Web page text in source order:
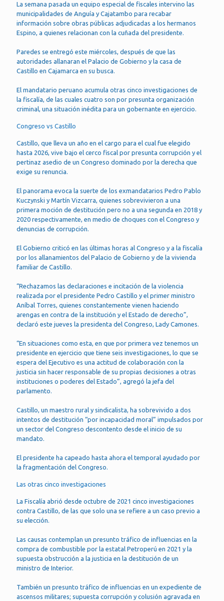
La semana pasada un equipo especial de fiscales intervino las
municipalidades de Anguía y Cajatambo para recabar
información sobre obras públicas adjudicadas a los hermanos
Espino, a quienes relacionan con la cuñada del presidente.
Paredes se entregó este miércoles, después de que las
autoridades allanaran el Palacio de Gobierno y la casa de
Castillo en Cajamarca en su busca.
El mandatario peruano acumula otras cinco investigaciones de
la fiscalía, de las cuales cuatro son por presunta organización
criminal, una situación inédita para un gobernante en ejercicio.
Congreso vs Castillo
Castillo, que lleva un año en el cargo para el cual fue elegido
hasta 2026, vive bajo el cerco fiscal por presunta corrupción y el
pertinaz asedio de un Congreso dominado por la derecha que
exige su renuncia.
El panorama evoca la suerte de los exmandatarios Pedro Pablo
Kuczynski y Martín Vizcarra, quienes sobrevivieron a una
primera moción de destitución pero no a una segunda en 2018 y
2020 respectivamente, en medio de choques con el Congreso y
denuncias de corrupción.
El Gobierno criticó en las últimas horas al Congreso y a la fiscalía
por los allanamientos del Palacio de Gobierno y de la vivienda
familiar de Castillo.
“Rechazamos las declaraciones e incitación de la violencia
realizada por el presidente Pedro Castillo y el primer ministro
Aníbal Torres, quienes constantemente vienen haciendo
arengas en contra de la institución y el Estado de derecho”,
declaró este jueves la presidenta del Congreso, Lady Camones.
“En situaciones como esta, en que por primera vez tenemos un
presidente en ejercicio que tiene seis investigaciones, lo que se
espera del Ejecutivo es una actitud de colaboración con la
justicia sin hacer responsable de su propias decisiones a otras
instituciones o poderes del Estado”, agregó la jefa del
parlamento.
Castillo, un maestro rural y sindicalista, ha sobrevivido a dos
intentos de destitución “por incapacidad moral” impulsados por
un sector del Congreso descontento desde el inicio de su
mandato.
El presidente ha capeado hasta ahora el temporal ayudado por
la fragmentación del Congreso.
Las otras cinco investigaciones
La Fiscalía abrió desde octubre de 2021 cinco investigaciones
contra Castillo, de las que solo una se refiere a un caso previo a
su elección.
Las causas contemplan un presunto tráfico de influencias en la
compra de combustible por la estatal Petroperú en 2021 y la
supuesta obstrucción a la justicia en la destitución de un
ministro de Interior.
También un presunto tráfico de influencias en un expediente de
ascensos militares; supuesta corrupción y colusión agravada en